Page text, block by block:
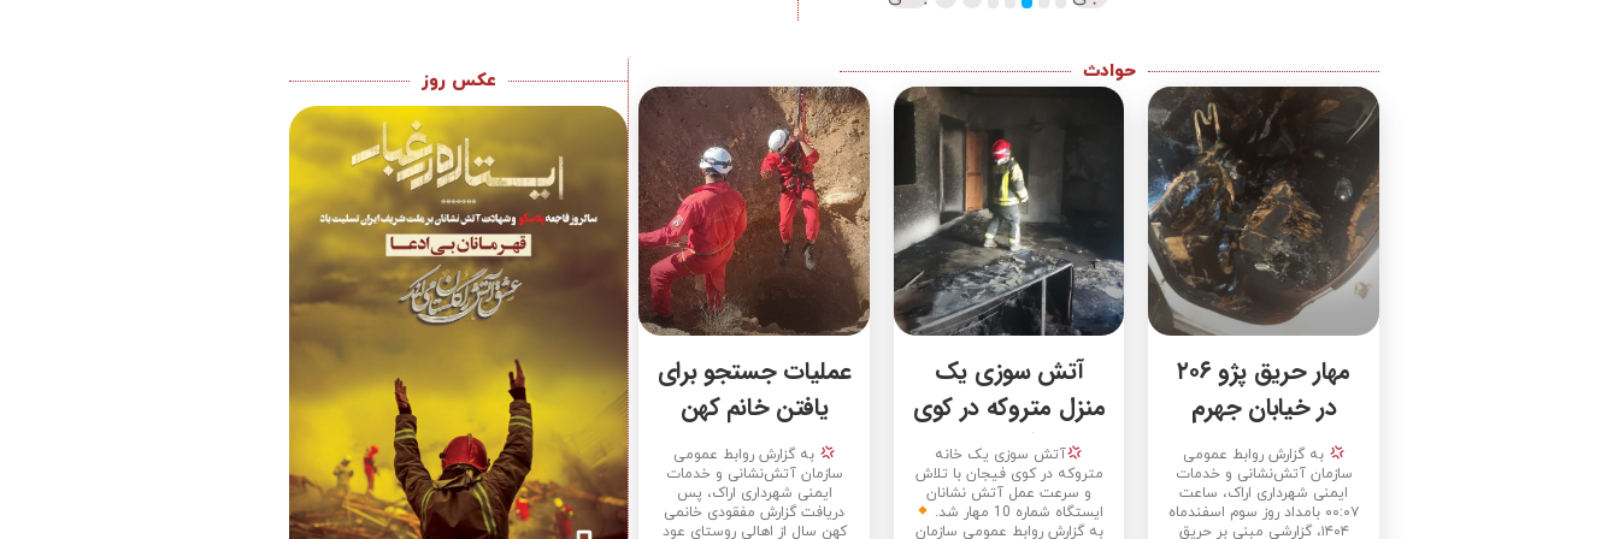
مهار حریق پژو ۲۰۶
در خیابان جهرم
به گزارش روابط عمومی
سازمان آتش‌نشانی و خدمات
ایمنی شهرداری اراک، ساعت
۰۰:۰۷ بامداد روز سوم اسفند‌ماه
۱۴۰۴، گزارشی مبنی بر حریق
آتش سوزی یک
منزل متروکه در کوی
فیجان
آتش سوزی یک خانه
متروکه در کوی فیجان با تلاش
و سرعت عمل آتش نشانان
ایستگاه شماره 10 مهار شد.
به گزارش روابط عمومی سازمان
عملیات جستجو برای
یافتن خانم کهن
سال، مفقودی در
روستای عود آغاج
به گزارش روابط عمومی
سازمان آتش‌نشانی و خدمات
ایمنی شهرداری اراک، پس
دریافت گزارش مفقودی خانمی
کهن سال از اهالی روستای عود
حوادث عکس روز